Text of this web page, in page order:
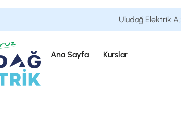
Uludağ Elektrik
Ana Sayfa Kurslar